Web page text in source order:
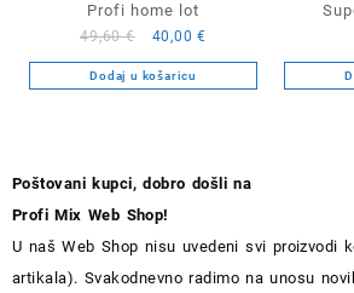
Profi home lot
49,60€
Izvorna
cijena
bila
40,00€
cijena
je:
Dodaj u košaricu
Poštovani kupci, dobro došli na
Profi Mix Web Shop!
U naš Web Shop nisu uvedeni svi proizvodi
artikala). Svakodnevno radimo na unosu